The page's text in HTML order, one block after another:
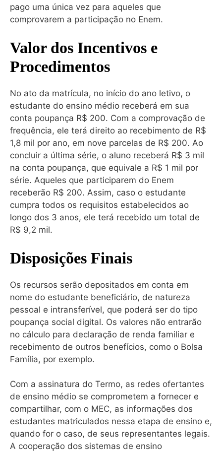
pago uma única vez para aqueles que
comprovarem a participação no Enem.
Valor dos Incentivos e
Procedimentos
No ato da matrícula, no início do ano letivo, o
estudante do ensino médio receberá em sua
conta poupança R$ 200. Com a comprovação de
frequência, ele terá direito ao recebimento de R$
1,8 mil por ano, em nove parcelas de R$ 200. Ao
concluir a última série, o aluno receberá R$ 3 mil
na conta poupança, que equivale a R$ 1 mil por
série. Aqueles que participarem do Enem
receberão R$ 200. Assim, caso o estudante
cumpra todos os requisitos estabelecidos ao
longo dos 3 anos, ele terá recebido um total de
R$ 9,2 mil.
Disposições Finais
Os recursos serão depositados em conta em
nome do estudante beneficiário, de natureza
pessoal e intransferível, que poderá ser do tipo
poupança social digital. Os valores não entrarão
no cálculo para declaração de renda familiar e
recebimento de outros benefícios, como o Bolsa
Família, por exemplo.
Com a assinatura do Termo, as redes ofertantes
de ensino médio se comprometem a fornecer e
compartilhar, com o MEC, as informações dos
estudantes matriculados nessa etapa de ensino e,
quando for o caso, de seus representantes legais.
A cooperação dos sistemas de ensino